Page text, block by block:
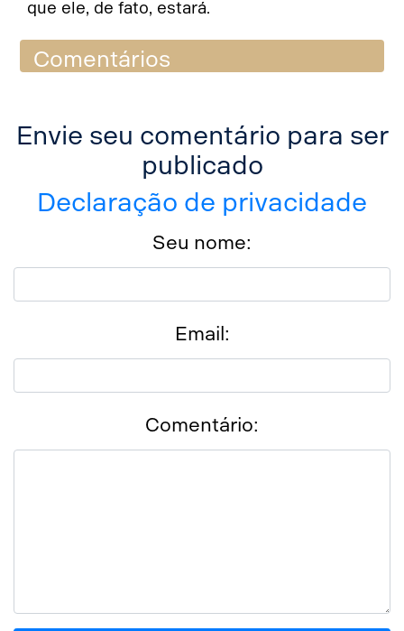
que ele, de fato, estará.
Comentários
Envie seu comentário para ser
publicado
Declaração de privacidade
Seu nome:
Email:
Comentário: